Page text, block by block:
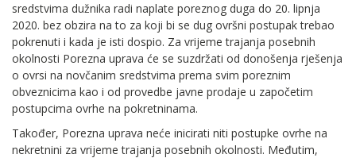
sredstvima dužnika radi naplate poreznog duga do 20. lipnja
2020. bez obzira na to za koji bi se dug ovršni postupak trebao
pokrenuti i kada je isti dospio. Za vrijeme trajanja posebnih
okolnosti Porezna uprava će se suzdržati od donošenja rješenja
o ovrsi na novčanim sredstvima prema svim poreznim
obveznicima kao i od provedbe javne prodaje u započetim
postupcima ovrhe na pokretninama.
Također, Porezna uprava neće inicirati niti postupke ovrhe na
nekretnini za vrijeme trajanja posebnih okolnosti. Međutim,